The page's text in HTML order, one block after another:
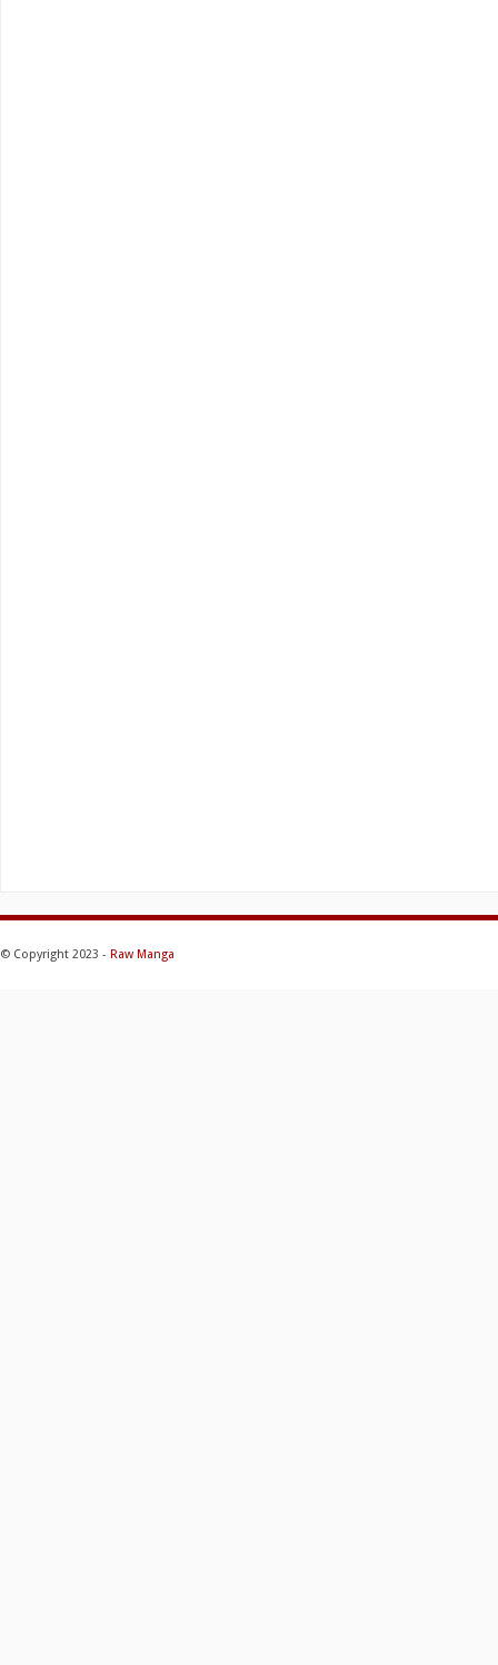
© Copyright 2023 - Raw Manga